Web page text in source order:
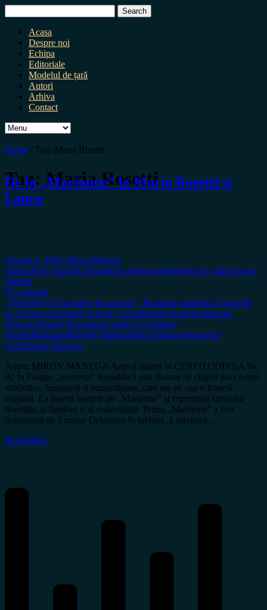
for:
Acasa
Despre noi
Echipa
Editoriale
Modelul de țară
Autori
Arhiva
Contact
Home / Tag: Maria Rosetti
Tag:Maria Rosetti
De la „Marianne” la Maria Rosetti și
Laura
August 2, 2021 Miron Manega
ArhivaArte vizualeCertitudinea printIstorieModelul de țarăTema de
gândire
0 Comment
„Eternelle et Fascinante Roumanieˮ„România rupându-și lanțurile
pe Câmpia Libertății”Adrian CosteaBrigitte BardotCatherine
DeneuveDaniel RosenthalLaetitia CastaMaria
RosettiMarianneMireille MathieuMiron ManegaModel de
ȚarăSophie Marceau
Autor: MIRON MANEGA Articol apărut în CERTITUDINEA Nr.
92 În Franța, „portretul” Republicii este ilustrat de chipul unei femei
simbolice, frumoasă și impunătoare, care are pe cap o bonetă
frigiană. Ea poartă numele de „Marianne” și reprezintă simbolul
libertății, al familiei și al maternității. Prima „Marianne” a fost
ipostaziată de Eugene Delacroix în tabloul „Libertatea…
Read More